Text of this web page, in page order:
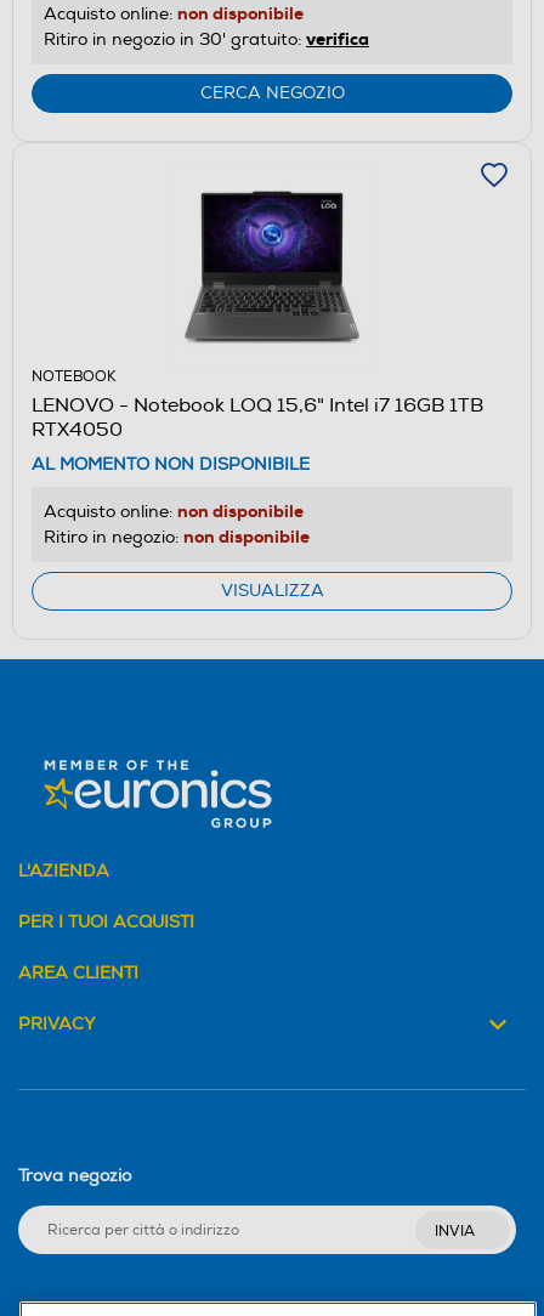
Acquisto online: non disponibile
Ritiro in negozio in 30' gratuito: verifica
CERCA NEGOZIO
NOTEBOOK
LENOVO - Notebook LOQ 15,6" Intel i7 16GB 1TB
RTX4050
AL MOMENTO NON DISPONIBILE
Acquisto online: non disponibile
Ritiro in negozio: non disponibile
VISUALIZZA
L'AZIENDA
PER I TUOI ACQUISTI
AREA CLIENTI
PRIVACY
Trova negozio
INVIA